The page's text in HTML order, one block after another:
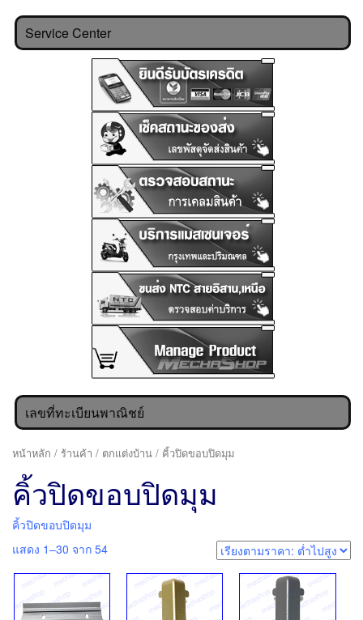
Service Center
เลขที่ทะเบียนพาณิชย์
หน้าหลัก / ร้านค้า / ตกแต่งบ้าน / คิ้วปิดขอบปิดมุม
คิ้วปิดขอบปิดมุม
คิ้วปิดขอบปิดมุม
แสดง 1–30 จาก 54